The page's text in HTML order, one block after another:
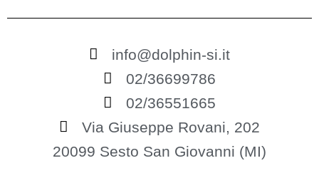
info@dolphin-si.it
02/36699786
02/36551665
Via Giuseppe Rovani, 202
20099 Sesto San Giovanni (MI)